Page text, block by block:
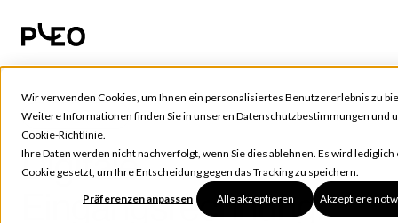
Wir verwenden Cookies, um Ihnen ein personalisiertes Benutzererlebnis zu
Weitere Informationen finden Sie in unseren Datenschutzbestimmungen und
Cookie-Richtlinie.
Ihre Daten werden nicht nachverfolgt, wenn Sie dies ablehnen. Es wird lediglich
Cookie gesetzt, um Ihre Entscheidung gegen das Tracking zu speichern.
Präferenzen anpassen Alle akzeptieren Akzeptiere
Tools & Tipps
Digitale
Eingangsrechnung: